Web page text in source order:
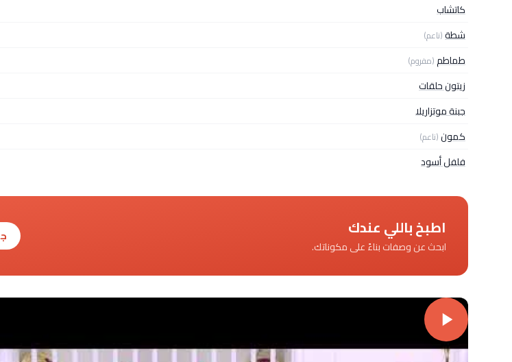
كاتشاب
شطة(ناعم)
طماطم(مفروم)
زيتون حلقات
جبنة موتزاريلا
كمون(ناعم)
فلفل أسود
اطبخ باللي عندك
ابحث عن وصفات بناءً على مكوناتك.